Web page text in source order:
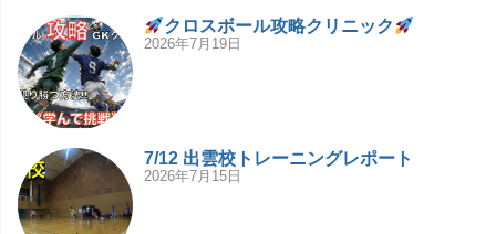
クロスボール攻略クリニック
2026年7月19日
7/12 出雲校トレーニングレポート
2026年7月15日